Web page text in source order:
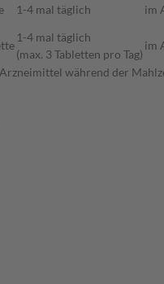
1-4 mal täglich
im
1-4 mal täglich
(max. 3 Tabletten pro Tag)
im
während der